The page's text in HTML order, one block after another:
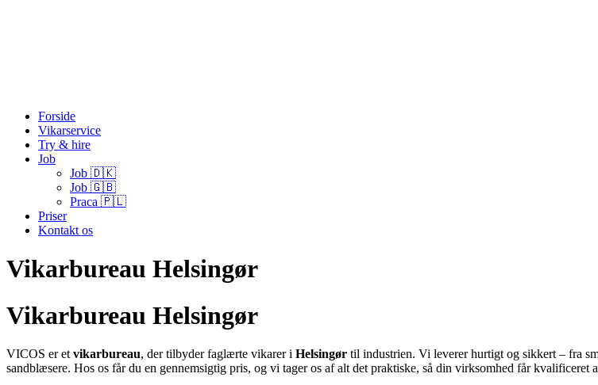
Forside
Vikarservice
Try & hire
Job
Job 🇩🇰
Job 🇬🇧
Praca 🇵🇱
Priser
Kontakt os
Vikarbureau Helsingør
Vikarbureau Helsingør
VICOS er et vikarbureau, der tilbyder faglærte vikarer i Helsingør til industrien. Vi leverer hurtigt og sikkert – fra
sandblæsere. Hos os får du en gennemsigtig pris, og vi tager os af alt det praktiske, så din virksomhed får kvalificeret